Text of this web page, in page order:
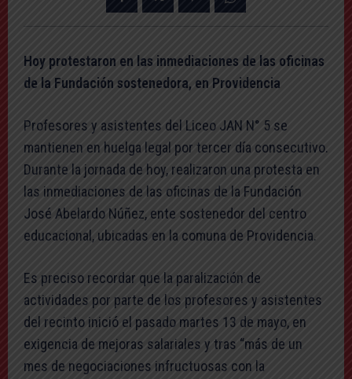
Hoy protestaron en las inmediaciones de las oficinas
de la Fundación sostenedora, en Providencia
Profesores y asistentes del Liceo JAN N° 5 se
mantienen en huelga legal por tercer día consecutivo.
Durante la jornada de hoy, realizaron una protesta en
las inmediaciones de las oficinas de la Fundación
José Abelardo Núñez, ente sostenedor del centro
educacional, ubicadas en la comuna de Providencia.
Es preciso recordar que la paralización de
actividades por parte de los profesores y asistentes
del recinto inició el pasado martes 13 de mayo, en
exigencia de mejoras salariales y tras “más de un
mes de negociaciones infructuosas con la